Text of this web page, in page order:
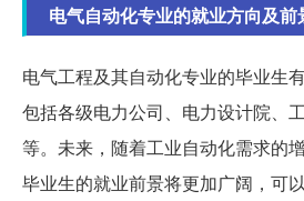
电气自动化专业的就业方向及前
电气工程及其自动化专业的毕业生
包括各级电力公司、电力设计院、
等。未来，随着工业自动化需求的
毕业生的就业前景将更加广阔，可